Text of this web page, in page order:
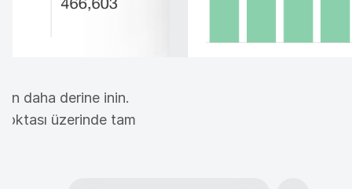
daha derine inin.
üzerinde tam